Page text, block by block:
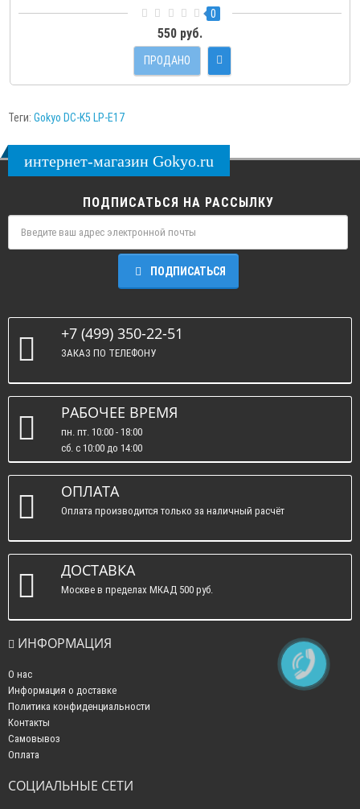
0
550 руб.
ПРОДАНО
Теги: Gokyo DC-K5 LP-E17
интернет-магазин Gokyo.ru
ПОДПИСАТЬСЯ НА РАССЫЛКУ
ПОДПИСАТЬСЯ
+7 (499) 350-22-51
ЗАКАЗ ПО ТЕЛЕФОНУ
РАБОЧЕЕ ВРЕМЯ
пн. пт. 10:00 - 18:00
сб. c 10:00 до 14:00
вс. : выходные.
ОПЛАТА
Оплата производится только за наличный расчёт
ДОСТАВКА
Москве в пределах МКАД 500 руб.
ИНФОРМАЦИЯ
О нас
Информация о доставке
Политика конфиденциальности
Контакты
Самовывоз
Оплата
СОЦИАЛЬНЫЕ СЕТИ